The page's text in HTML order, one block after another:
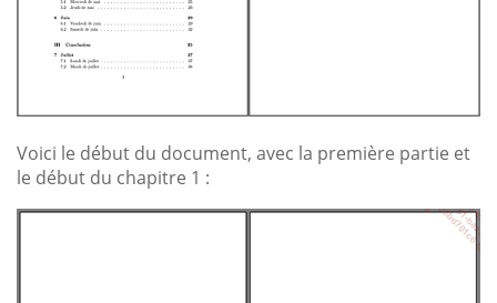
Voici le début du document, avec la première partie et
le début du chapitre 1 :